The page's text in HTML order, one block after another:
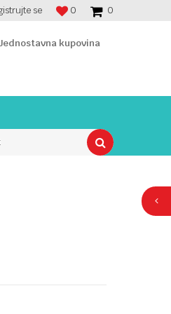
7900 din! 0
0
se
Jednostavna kupovina